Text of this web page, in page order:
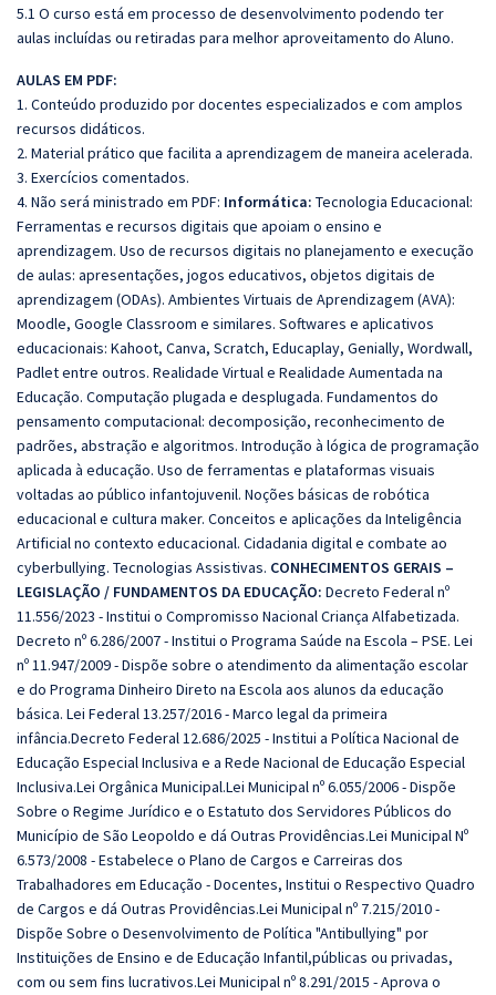
5.1 O curso está em processo de desenvolvimento podendo ter
aulas incluídas ou retiradas para melhor aproveitamento do Aluno.
AULAS EM PDF:
1. Conteúdo produzido por docentes especializados e com amplos
recursos didáticos.
2. Material prático que facilita a aprendizagem de maneira acelerada.
3. Exercícios comentados.
4. Não será ministrado em PDF: Informática: Tecnologia Educacional:
Ferramentas e recursos digitais que apoiam o ensino e
aprendizagem. Uso de recursos digitais no planejamento e execução
de aulas: apresentações, jogos educativos, objetos digitais de
aprendizagem (ODAs). Ambientes Virtuais de Aprendizagem (AVA):
Moodle, Google Classroom e similares. Softwares e aplicativos
educacionais: Kahoot, Canva, Scratch, Educaplay, Genially, Wordwall,
Padlet entre outros. Realidade Virtual e Realidade Aumentada na
Educação. Computação plugada e desplugada. Fundamentos do
pensamento computacional: decomposição, reconhecimento de
padrões, abstração e algoritmos. Introdução à lógica de programação
aplicada à educação. Uso de ferramentas e plataformas visuais
voltadas ao público infantojuvenil. Noções básicas de robótica
educacional e cultura maker. Conceitos e aplicações da Inteligência
Artificial no contexto educacional. Cidadania digital e combate ao
cyberbullying. Tecnologias Assistivas. CONHECIMENTOS GERAIS –
LEGISLAÇÃO / FUNDAMENTOS DA EDUCAÇÃO: Decreto Federal nº
11.556/2023 - Institui o Compromisso Nacional Criança Alfabetizada.
Decreto nº 6.286/2007 - Institui o Programa Saúde na Escola – PSE. Lei
nº 11.947/2009 - Dispõe sobre o atendimento da alimentação escolar
e do Programa Dinheiro Direto na Escola aos alunos da educação
básica. Lei Federal 13.257/2016 - Marco legal da primeira
infância.Decreto Federal 12.686/2025 - Institui a Política Nacional de
Educação Especial Inclusiva e a Rede Nacional de Educação Especial
Inclusiva.Lei Orgânica Municipal.Lei Municipal nº 6.055/2006 - Dispõe
Sobre o Regime Jurídico e o Estatuto dos Servidores Públicos do
Município de São Leopoldo e dá Outras Providências.Lei Municipal Nº
6.573/2008 - Estabelece o Plano de Cargos e Carreiras dos
Trabalhadores em Educação - Docentes, Institui o Respectivo Quadro
de Cargos e dá Outras Providências.Lei Municipal nº 7.215/2010 -
Dispõe Sobre o Desenvolvimento de Política "Antibullying" por
Instituições de Ensino e de Educação Infantil,públicas ou privadas,
com ou sem fins lucrativos.Lei Municipal nº 8.291/2015 - Aprova o